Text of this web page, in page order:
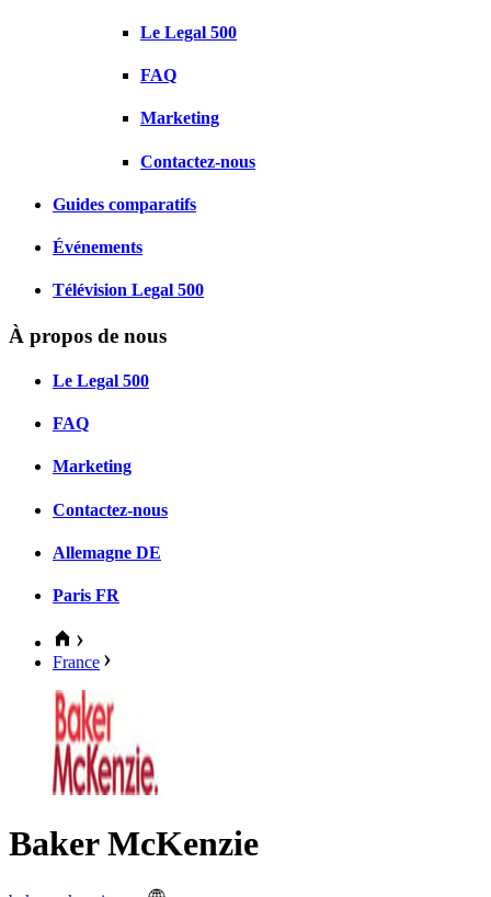
Le Legal 500
FAQ
Marketing
Contactez-nous
Guides comparatifs
Événements
Télévision Legal 500
À propos de nous
Le Legal 500
FAQ
Marketing
Contactez-nous
Allemagne DE
Paris FR
France
Baker McKenzie